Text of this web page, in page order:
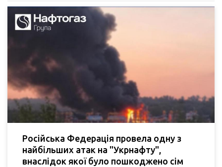
Російська Федерація провела одну з
найбільших атак на "Укрнафту",
внаслідок якої було пошкоджено сім